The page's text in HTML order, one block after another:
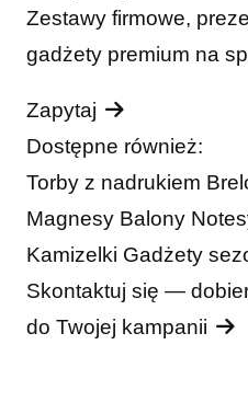
Zestawy firmowe,
gadżety premium na
Zapytaj
Dostępne również:
Torby z nadrukiem
Magnesy Balony
Kamizelki Gadżety
Skontaktuj się —
do Twojej kampanii